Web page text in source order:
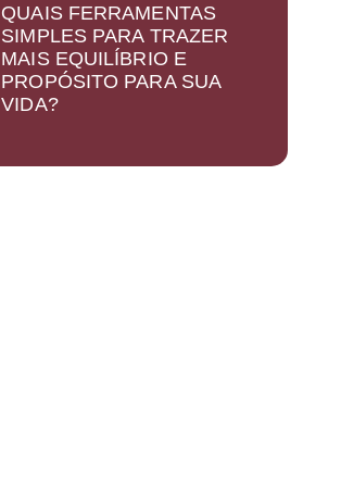
QUAIS FERRAMENTAS
SIMPLES PARA TRAZER
MAIS EQUILÍBRIO E
PROPÓSITO PARA SUA
VIDA?